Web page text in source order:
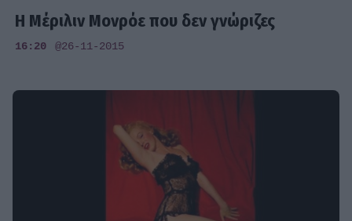
H Mέριλιν Μονρόε που δεν γνώριζες
16:20 @26-11-2015